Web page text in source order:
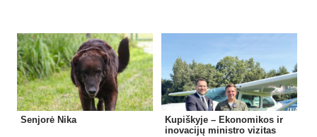
Senjorė Nika
Kupiškyje – Ekonomikos ir
inovacijų ministro vizitas